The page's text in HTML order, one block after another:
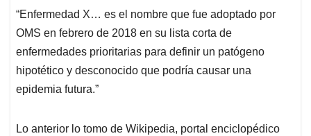
“Enfermedad X… es el nombre que fue adoptado por
OMS en febrero de 2018 en su lista corta de
enfermedades prioritarias para definir un patógeno
hipotético y desconocido que podría causar una
epidemia futura.”
Lo anterior lo tomo de Wikipedia, portal enciclopédico